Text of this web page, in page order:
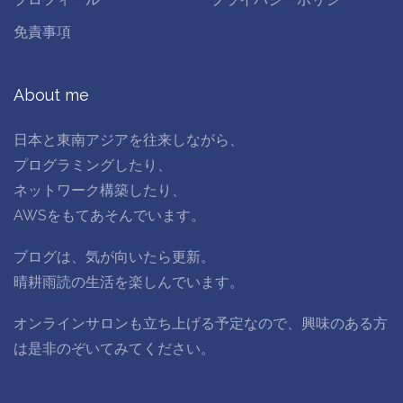
免責事項
About me
日本と東南アジアを往来しながら、
プログラミングしたり、
ネットワーク構築したり、
AWSをもてあそんでいます。
ブログは、気が向いたら更新。
晴耕雨読の生活を楽しんでいます。
オンラインサロンも立ち上げる予定なので、興味のある方
は是非のぞいてみてください。